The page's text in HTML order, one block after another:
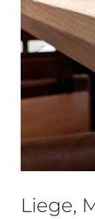
Liege,